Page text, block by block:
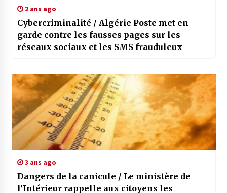
2 ans ago
Cybercriminalité / Algérie Poste met en
garde contre les fausses pages sur les
réseaux sociaux et les SMS frauduleux
3 ans ago
Dangers de la canicule / Le ministère de
l’Intérieur rappelle aux citoyens les